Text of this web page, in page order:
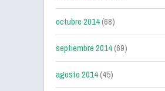
octubre 2014(68)
septiembre 2014(69)
agosto 2014(45)